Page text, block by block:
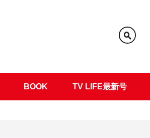
BOOK TV LIFE最新号